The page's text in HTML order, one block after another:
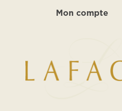
Mon compte